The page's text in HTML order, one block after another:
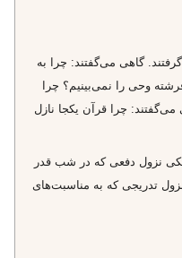
گاهى مى‌گفتند: چرا به
وحى را نمى‌بينيم؟ چرا
مى‌گفتند: چرا قرآن يكجا نازل
نزول دفعى كه در شب قدر
تدريجى كه به مناسبت‌هاى